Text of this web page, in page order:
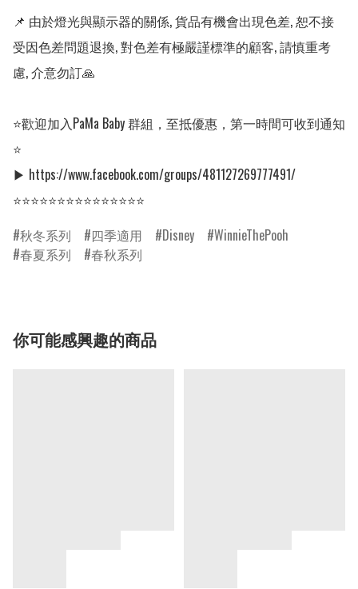
📌 由於燈光與顯示器的關係, 貨品有機會出現色差, 恕不接
受因色差問題退換, 對色差有極嚴謹標準的顧客, 請慎重考
慮, 介意勿訂🙏
⭐歡迎加入PaMa Baby 群組，至抵優惠，第一時間可收到通知
⭐
▶ https://www.facebook.com/groups/481127269777491/
秋冬系列
四季適用 Disney
WinnieThePooh
春夏系列
春秋系列
你可能感興趣的商品